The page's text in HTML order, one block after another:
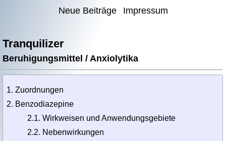
Neue Beiträge
Impressum
Tranquilizer
Beruhigungsmittel / Anxiolytika
Zuordnungen
Benzodiazepine
2.1. Wirkweisen und Anwendungsgebiete
2.2. Nebenwirkungen